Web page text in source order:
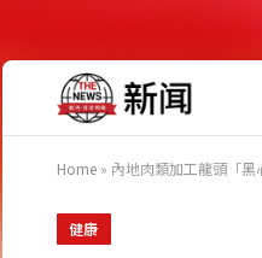
Home » 內地肉類加工龍頭「
健康